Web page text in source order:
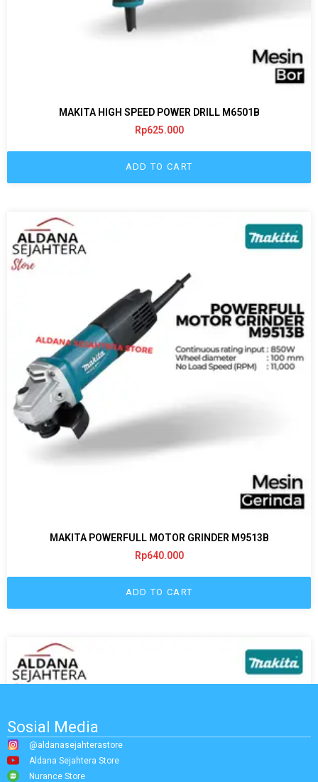
MAKITA HIGH SPEED POWER DRILL M6501B
Rp625.000
ADD TO CART
MAKITA POWERFULL MOTOR GRINDER M9513B
Rp640.000
ADD TO CART
Sosial Media
@aldanasejahterastore
Aldana Sejahtera Store
Nurance Store